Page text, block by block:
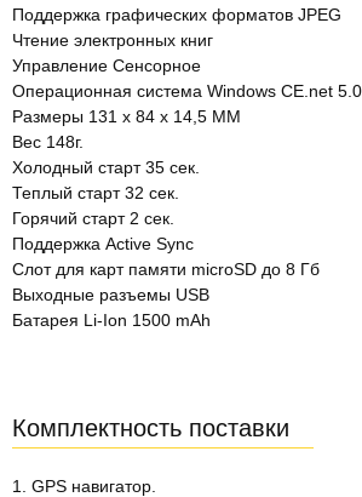
Поддержка графических форматов JPEG
Чтение электронных книг
Управление Сенсорное
Операционная система Windows CE.net 5.0
Размеры 131 x 84 x 14,5 MM
Вес 148г.
Холодный старт 35 сек.
Теплый старт 32 сек.
Горячий старт 2 сек.
Поддержка Active Sync
Слот для карт памяти microSD до 8 Гб
Выходные разъемы USB
Батарея Li-Ion 1500 mAh
Комплектность поставки
1. GPS навигатор.